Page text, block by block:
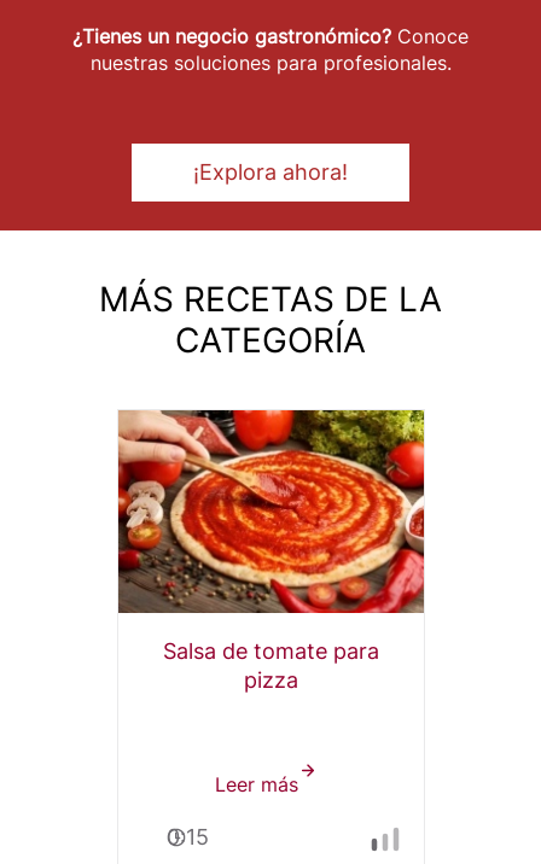
¿Tienes un negocio gastronómico? Conoce
nuestras soluciones para profesionales.
¡Explora ahora!
MÁS RECETAS DE LA
CATEGORÍA
Salsa de tomate para
pizza
Leer mássobre
0:15